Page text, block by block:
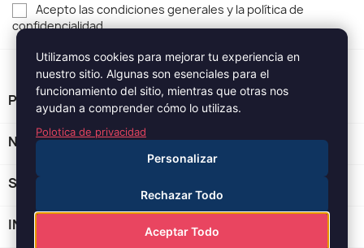
Acepto las condiciones generales y la política de
confidencialidad
Utilizamos cookies para mejorar tu experiencia en
nuestro sitio. Algunas son esenciales para el
funcionamiento del sitio, mientras que otras nos
ayudan a comprender cómo lo utilizas.
Polotica de privacidad
Personalizar
Rechazar Todo
Aceptar Todo
PRODUCTOS
NUESTRA EMPRESA 
SU CUENTA 
INFORMACIÓN DE LA TIENDA